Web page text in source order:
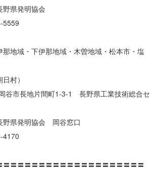
県発明協会
地域・下伊那地域・木曽地域・松本市・塩
村）
市長地片間町1-3-1 長野県工業技術総合セ
県発明協会 岡谷窓口
〓〓〓〓〓〓〓〓〓〓〓〓〓〓〓〓〓〓〓〓